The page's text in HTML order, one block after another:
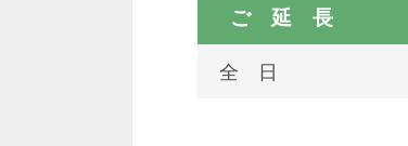
ご 延 長
全 日